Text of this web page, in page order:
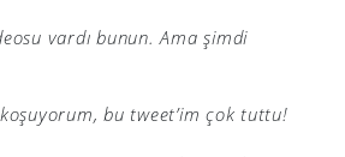
vardı bunun. Ama şimdi
bu tweet’im çok tuttu!